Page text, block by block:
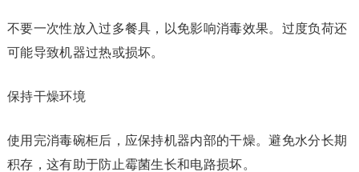
不要一次性放入过多餐具，以免影响消毒效果。过度负荷还
可能导致机器过热或损坏。
保持干燥环境
使用完消毒碗柜后，应保持机器内部的干燥。避免水分长期
积存，这有助于防止霉菌生长和电路损坏。